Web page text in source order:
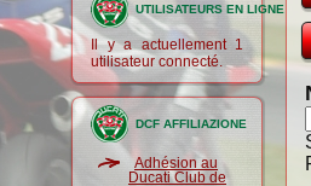
UTILISATEURS EN LIGNE
Il y a actuellement 1
utilisateur connecté.
DCF AFFILIAZIONE
Adhésion au
Ducati Club de